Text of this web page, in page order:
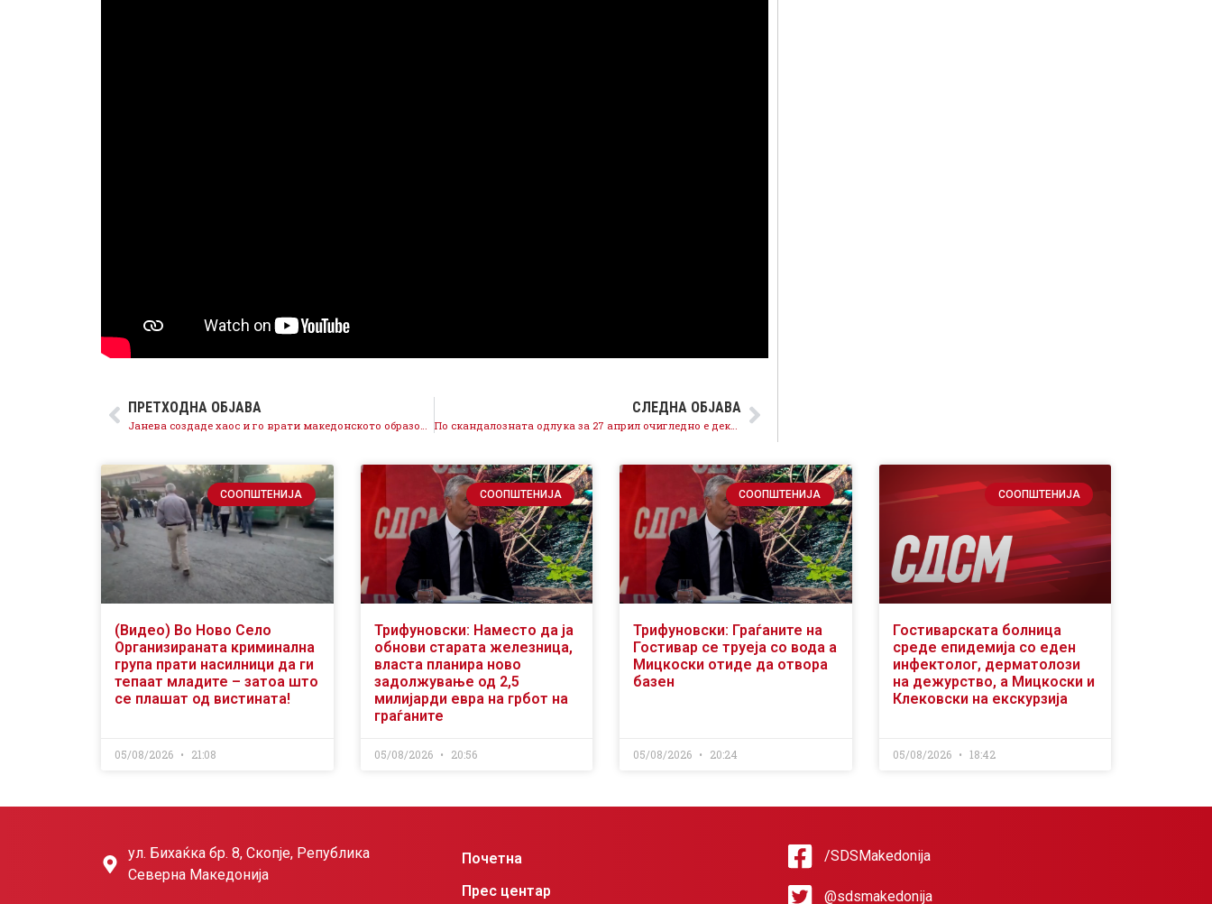
ПРЕТХОДНА ОБЈАВА СЛЕДНА ОБЈАВА
СООПШТЕНИЈА
(Видео) Во Ново Село
Организираната криминална
група прати насилници да ги
тепаат младите – затоа што
се плашат од вистината!
05/08/2026 21:08
СООПШТЕНИЈА
Трифуновски: Наместо да ја
обнови старата железница,
власта планира ново
задолжување од 2,5
милијарди евра на грбот на
граѓаните
05/08/2026 20:56
СООПШТЕНИЈА
Трифуновски: Граѓаните на
Гостивар се труеја со вода а
Мицкоски отиде да отвора
базен
05/08/2026 20:24
СООПШТЕНИЈА
Гостиварската болница
среде епидемија со еден
инфектолог, дерматолози
на дежурство, а Мицкоски и
Клековски на екскурзија
05/08/2026 18:42
ул. Бихаќка бр. 8, Скопје, Република
Северна Македонија
Почетна
Прес центар
/SDSMakedonija
@sdsmakedonija